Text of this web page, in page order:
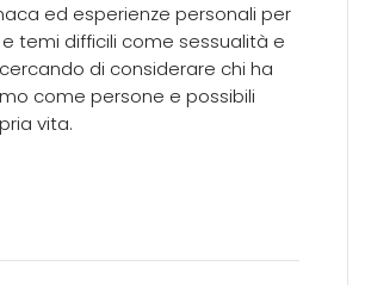
ed esperienze personali per
temi difficili come sessualità e
di considerare chi ha
come persone e possibili
vita.